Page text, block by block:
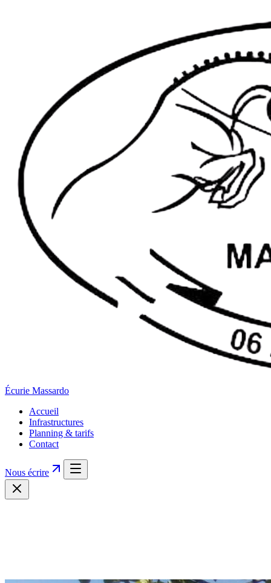
Écurie Massardo
Accueil
Infrastructures
Planning & tarifs
Contact
Nous écrire